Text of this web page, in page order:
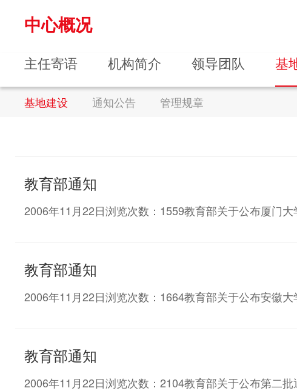
中心概况
主任寄语 机构简介 领导团队 基
基地建设 通知公告 管理规章
教育部通知
2006年11月22日浏览次数：1559教育部关于公布厦门
教育部通知
2006年11月22日浏览次数：1664教育部关于公布安
教育部通知
2006年11月22日浏览次数：2104教育部关于公布第